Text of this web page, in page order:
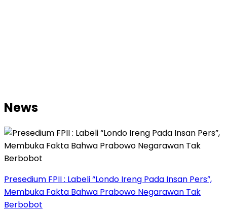
News
Presedium FPII : Labeli “Londo Ireng Pada Insan Pers”,
Membuka Fakta Bahwa Prabowo Negarawan Tak
Berbobot